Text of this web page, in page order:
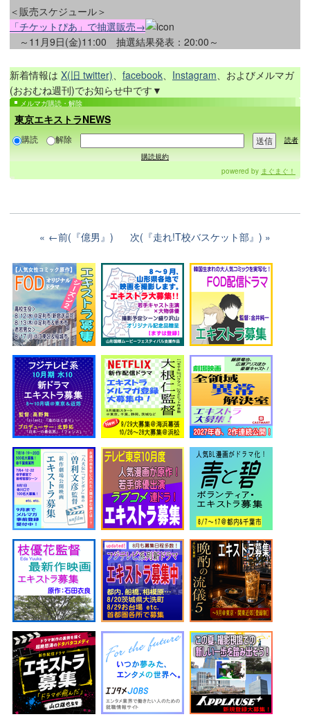
＜販売スケジュール＞
「チケットぴあ」で抽選販売→
～11月9日(金)11:00 抽選結果発表：20:00～
新着情報は X(旧 twitter)、 facebook、 Instagram、およびメルマガ
(おおむね週刊)でお知らせ中です▼
メルマガ購読・解除
東京エキストラNEWS
購読 解除
読者
購読規約
powered by まぐまぐ！
←前(『億男』) 次(『走れ!T校バスケット部』)